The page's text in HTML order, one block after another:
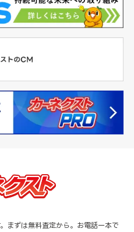
まずは無料査定から。お電話一本で